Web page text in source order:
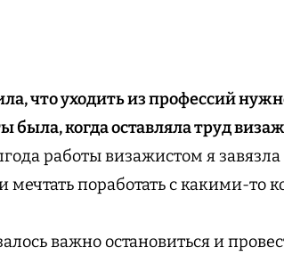
что уходить из профессий
была, когда оставляла труд
работы визажистом я завязла
поработать с какими-то
важно остановиться и